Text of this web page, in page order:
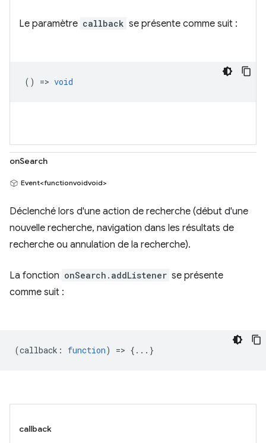
Le paramètre callback se présente comme suit :
() => void
onSearch
Event<functionvoidvoid>
Déclenché lors d'une action de recherche (début d'une
nouvelle recherche, navigation dans les résultats de
recherche ou annulation de la recherche).
La fonction onSearch.addListener se présente
comme suit :
(callback : function) => {...}
callback